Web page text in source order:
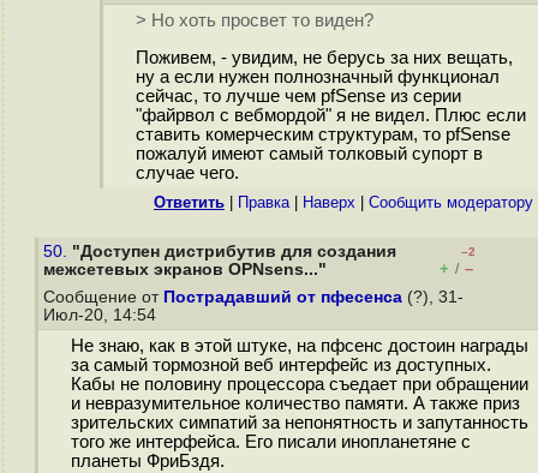
> Но хоть просвет то виден?
Поживем, - увидим, не берусь за них вещать,
ну а если нужен полнозначный функционал
сейчас, то лучше чем pfSense из серии
"файрвол с вебмордой" я не видел. Плюс если
ставить комерческим структурам, то pfSense
пожалуй имеют самый толковый супорт в
случае чего.
Ответить Правка| Наверх Cообщить модератору
50. "Доступен дистрибутив для создания
межсетевых экранов OPNsens..."
–2
+ / –
Сообщение от Пострадавший от пфесенса (?), 31-
Июл-20, 14:54
Не знаю, как в этой штуке, на пфсенс достоин награды
за самый тормозной веб интерфейс из доступных.
Кабы не половину процессора съедает при обращении
и невразумительное количество памяти. А также приз
зрительских симпатий за непонятность и запутанность
того же интерфейса. Его писали инопланетяне с
планеты ФриБздя.